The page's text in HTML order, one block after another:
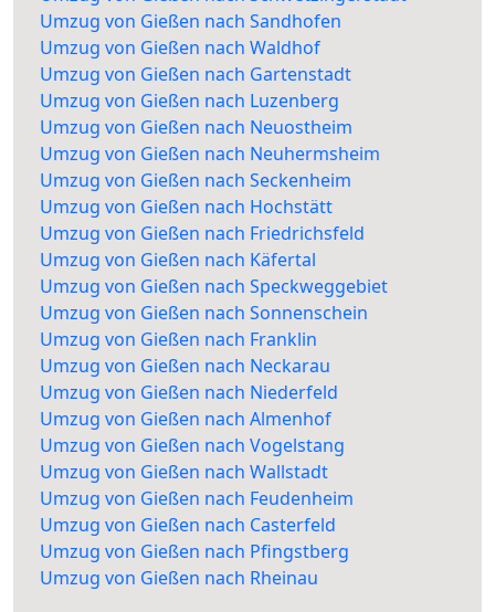
Umzug von Gießen nach Sandhofen
Umzug von Gießen nach Waldhof
Umzug von Gießen nach Gartenstadt
Umzug von Gießen nach Luzenberg
Umzug von Gießen nach Neuostheim
Umzug von Gießen nach Neuhermsheim
Umzug von Gießen nach Seckenheim
Umzug von Gießen nach Hochstätt
Umzug von Gießen nach Friedrichsfeld
Umzug von Gießen nach Käfertal
Umzug von Gießen nach Speckweggebiet
Umzug von Gießen nach Sonnenschein
Umzug von Gießen nach Franklin
Umzug von Gießen nach Neckarau
Umzug von Gießen nach Niederfeld
Umzug von Gießen nach Almenhof
Umzug von Gießen nach Vogelstang
Umzug von Gießen nach Wallstadt
Umzug von Gießen nach Feudenheim
Umzug von Gießen nach Casterfeld
Umzug von Gießen nach Pfingstberg
Umzug von Gießen nach Rheinau